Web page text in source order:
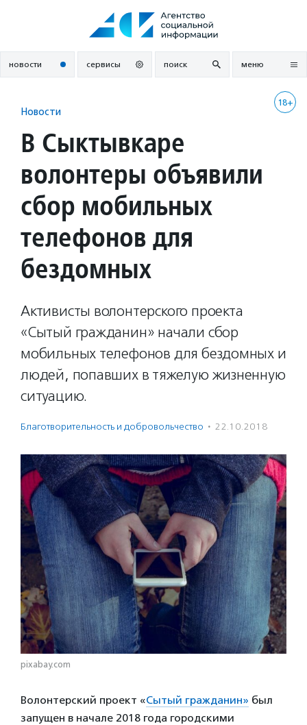
новости сервисы поиск меню
18+
Новости
В Сыктывкаре
волонтеры объявили
сбор мобильных
телефонов для
бездомных
Активисты волонтерского проекта
«Сытый гражданин» начали сбор
мобильных телефонов для бездомных и
людей, попавших в тяжелую жизненную
ситуацию.
Благотвори­тель­ность и доброволь­чест­во · 22.10.2018
pixabay.com
Волонтерский проект «Сытый гражданин» был
запущен в начале 2018 года городскими